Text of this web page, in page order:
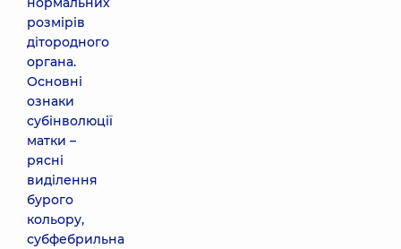
розмірів
дітородного
органа.
Основні
ознаки
субінволюції
матки –
рясні
виділення
бурого
кольору,
субфебрильна